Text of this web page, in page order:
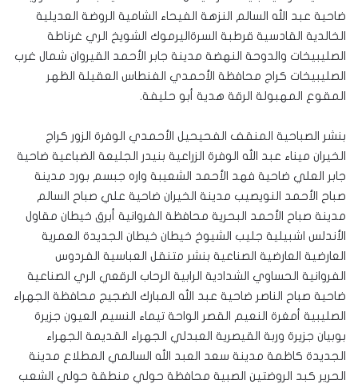
ضاحية عبد الله السالم النزهة الفيحاء الشامية الروضة العديلية
الخالدية القادسية قرطبة السرةاليرموك الشويخ الري غرناطة
الصليبيخات والدوحة النهضة مدينة جابر الأحمد القيروان شمال غرب
الصليبيخات كراج محافظة الأحمدي الفنطاس العقيلة الظهر
المقوع المهبولة الرقة هدية أبو حليفة.
بنشر الصباحية المنقف الفحيحيل الأحمدي الوفرة الزور كراج
الخيران ميناء عبد الله الوفرة الزراعية بنيدر الجليعة الضباعية ضاحية
جابر العلي ضاحية فهد الأحمد الشعيبة واره جبسم بورد مدينة
صباح الأحمد النويصيب مدينة الخيران ضاحية علي صباح السالم
مدينة صباح الأحمد البحرية محافظة الفروانية أبرق خيطان مقاول
الأندلس اشبيلية جليب الشيوخ خيطان خيطان الجديدة العمرية
العارضية العارضية الصناعية بنشر متنقل العباسية الفردوس
الفروانية الحساوي الشدادية الرابية الرحاب الرقعي الري الصناعية
ضاحية صباح الناصر ضاحية عبد الله المبارك الضجيج محافظة الجهراء
الصليبية أمغرة النعيم القصر الواحة تيماء النسيم العيون جزيرة
بوبيان جزيرة وربة القيصرية العبدلي الجهراء القديمة الجهراء
الجديدة كاظمة مدينة سعد العبد الله السالمي المطلاع مدينة
الحرير كبد الروضتين الصبية محافظة حولي منطقة حولي الشعب